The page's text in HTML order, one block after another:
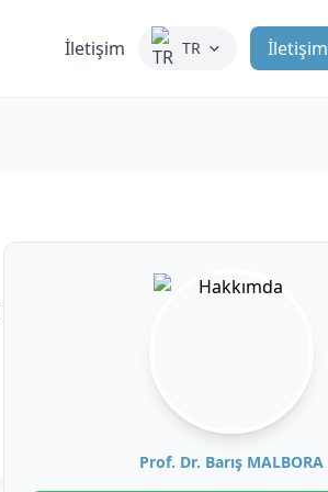
İletişim TR İletişim
Prof. Dr. Barış MALBORA